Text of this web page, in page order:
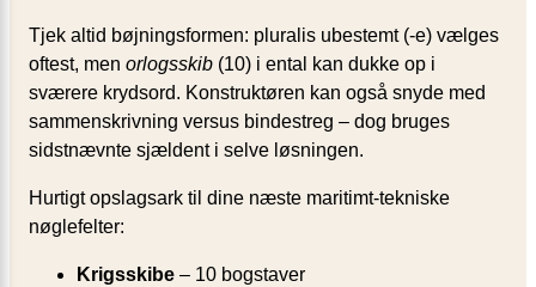
Tjek altid bøjningsformen: pluralis ubestemt (-e) vælges
oftest, men orlogsskib (10) i ental kan dukke op i
sværere krydsord. Konstruktøren kan også snyde med
sammenskrivning versus bindestreg – dog bruges
sidstnævnte sjældent i selve løsningen.
Hurtigt opslagsark til dine næste maritimt-tekniske
nøglefelter:
Krigsskibe – 10 bogstaver